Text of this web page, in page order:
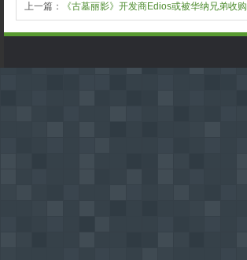
上一篇： 《古墓丽影》开发商Edios或被华纳兄弟收购